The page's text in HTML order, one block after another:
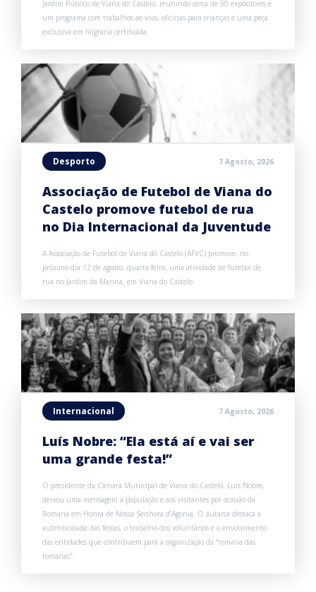
Jardim Público de Viana do Castelo, reunindo cerca de 50 expositores e
um programa com trabalhos ao vivo, oficinas para crianças e uma peça
exclusiva em filigrana certificada.
Desporto 7 Agosto, 2026
Associação de Futebol de Viana do
Castelo promove futebol de rua
no Dia Internacional da Juventude
A Associação de Futebol de Viana do Castelo (AFVC) promove, no
próximo dia 12 de agosto, quarta-feira, uma atividade de futebol de
rua no Jardim da Marina, em Viana do Castelo.
Internacional 7 Agosto, 2026
Luís Nobre: “Ela está aí e vai ser
uma grande festa!”
O presidente da Câmara Municipal de Viana do Castelo, Luís Nobre,
deixou uma mensagem à população e aos visitantes por ocasião da
Romaria em Honra de Nossa Senhora d’Agonia. O autarca destaca a
autenticidade das festas, o trabalho dos voluntários e o envolvimento
das entidades que contribuem para a organização da “romaria das
romarias”.